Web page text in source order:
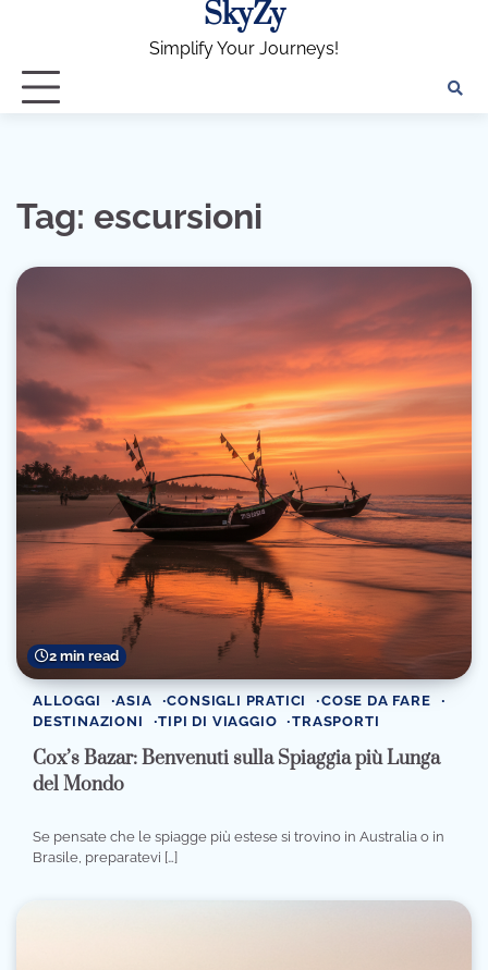
SkyZy
Simplify Your Journeys!
Tag: escursioni
2 min read
ALLOGGI ASIA CONSIGLI PRATICI
COSE DA FARE
DESTINAZIONI
TIPI DI VIAGGIO TRASPORTI
Cox’s Bazar: Benvenuti sulla Spiaggia più Lunga
del Mondo
Se pensate che le spiagge più estese si trovino in Australia o in
Brasile, preparatevi […]